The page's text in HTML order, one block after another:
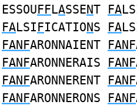
ESSOUFFLASSENT FA
FALSIFICATIONS FA
FANFARONNAIENT FANF
FANFARONNERAIS FANF
FANFARONNERENT FANF
FANFARONNERONS FANF